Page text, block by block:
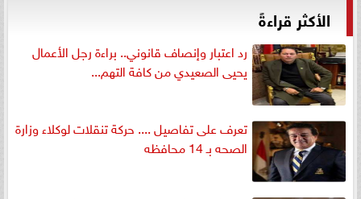
الأكثر قراءةً
رد اعتبار وإنصاف قانوني.. براءة رجل الأعمال
يحيى الصعيدي من كافة التهم...
تعرف على تفاصيل .... حركة تنقلات لوكلاء وزارة
الصحه بـ 14 محافظه